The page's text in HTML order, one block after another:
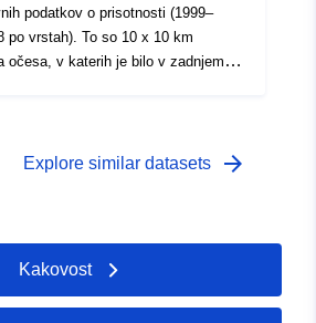
podatkov o prisotnosti (1999–
To so 10 x 10 km
očesa, v katerih je bilo v zadnjem
navodila za branje kartice in kartice
Explore similar datasets arrow_forward
Kakovost